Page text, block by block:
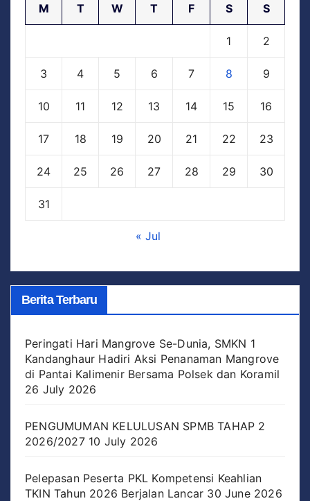
M T W T F S S
1 2
3 4 5 6 7 8 9
10 11 12 13 14 15 16
17 18 19 20 21 22 23
24 25 26 27 28 29 30
31
« Jul
Berita Terbaru
Peringati Hari Mangrove Se-Dunia, SMKN 1
Kandanghaur Hadiri Aksi Penanaman Mangrove
di Pantai Kalimenir Bersama Polsek dan Koramil
26 July 2026
PENGUMUMAN KELULUSAN SPMB TAHAP 2
2026/2027 10 July 2026
Pelepasan Peserta PKL Kompetensi Keahlian
TKIN Tahun 2026 Berjalan Lancar 30 June 2026